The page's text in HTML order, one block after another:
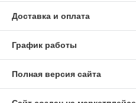
Доставка и оплата
График работы
Полная версия сайта